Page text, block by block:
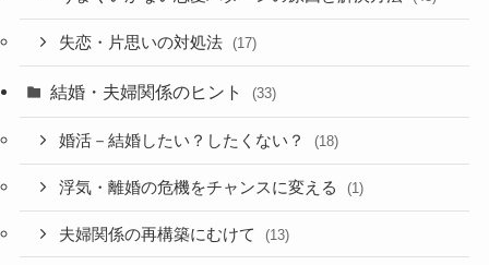
失恋・片思いの対処法 (17)
結婚・夫婦関係のヒント (33)
婚活－結婚したい？したくない？ (18)
浮気・離婚の危機をチャンスに変える (1)
夫婦関係の再構築にむけて (13)